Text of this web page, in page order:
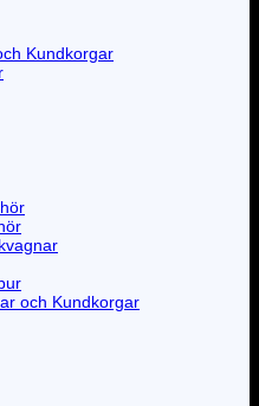
Kundkorgar
och Kundkorgar